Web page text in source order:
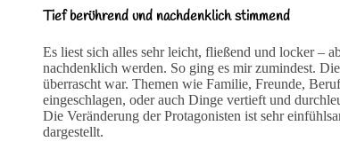
Tief berührend und nachdenklich stimmend
Es liest sich alles sehr leicht, fließend und locker –
nachdenklich werden. So ging es mir zumindest.
überrascht war. Themen wie Familie, Freunde,
eingeschlagen, oder auch Dinge vertieft und
Die Veränderung der Protagonisten ist sehr
dargestellt.